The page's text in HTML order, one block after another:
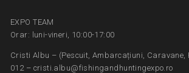
EXPO TEAM
Orar: luni-vineri, 10:00-17:00
Cristi Albu – (Pescuit, Ambarcațiuni, Caravane,
012 – cristi.albu@fishingandhuntingexpo.ro